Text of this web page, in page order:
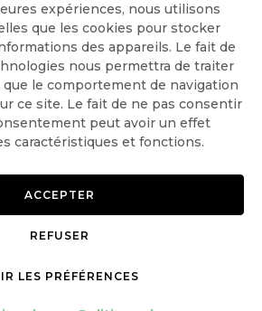
expériences, nous utilisons
que les cookies pour stocker
des appareils. Le fait de
nous permettra de traiter
le comportement de navigation
ce site. Le fait de ne pas consentir
peut avoir un effet
caractéristiques et fonctions.
ACCEPTER
REFUSER
LES PRÉFÉRENCESPolitique de confidentialité